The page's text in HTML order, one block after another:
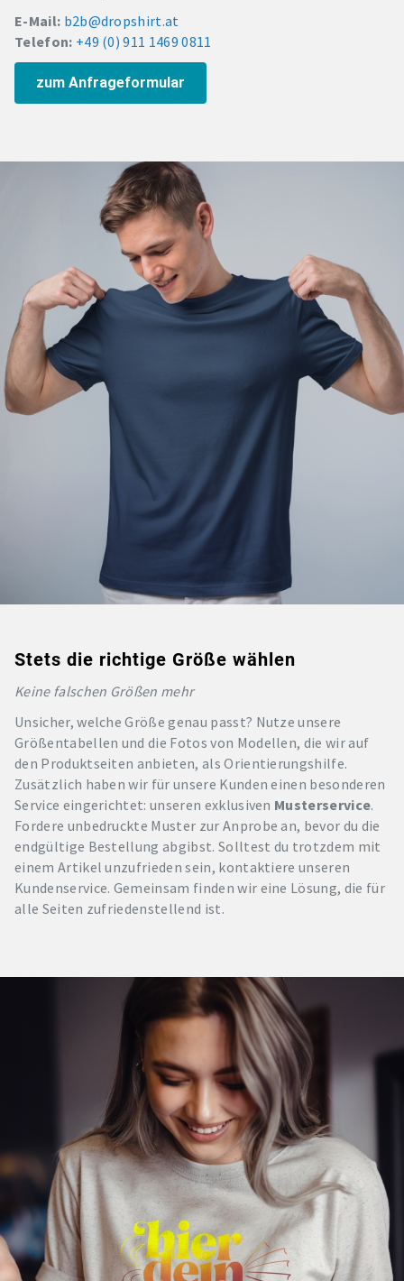
E-Mail: b2b@dropshirt.at
Telefon: +49 (0) 911 1469 0811
zum Anfrageformular
Stets die richtige Größe wählen
Keine falschen Größen mehr
Unsicher, welche Größe genau passt? Nutze unsere
Größentabellen und die Fotos von Modellen, die wir auf
den Produktseiten anbieten, als Orientierungshilfe.
Zusätzlich haben wir für unsere Kunden einen besonderen
Service eingerichtet: unseren exklusiven Musterservice.
Fordere unbedruckte Muster zur Anprobe an, bevor du die
endgültige Bestellung abgibst. Solltest du trotzdem mit
einem Artikel unzufrieden sein, kontaktiere unseren
Kundenservice. Gemeinsam finden wir eine Lösung, die für
alle Seiten zufriedenstellend ist.